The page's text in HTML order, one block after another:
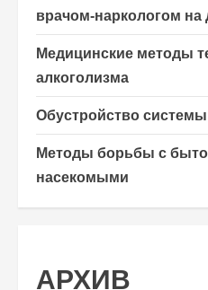
врачом-наркологом на
Медицинские методы
алкоголизма
Обустройство
Методы борьбы с
насекомыми
АРХИВ